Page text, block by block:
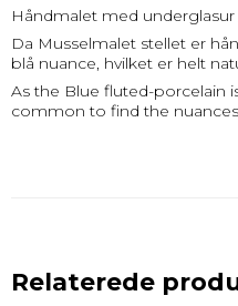
Håndmalet med
Da Musselmalet stellet er
blå nuance, hvilket er helt
As the Blue fluted-porcelain
common to find the
Relaterede